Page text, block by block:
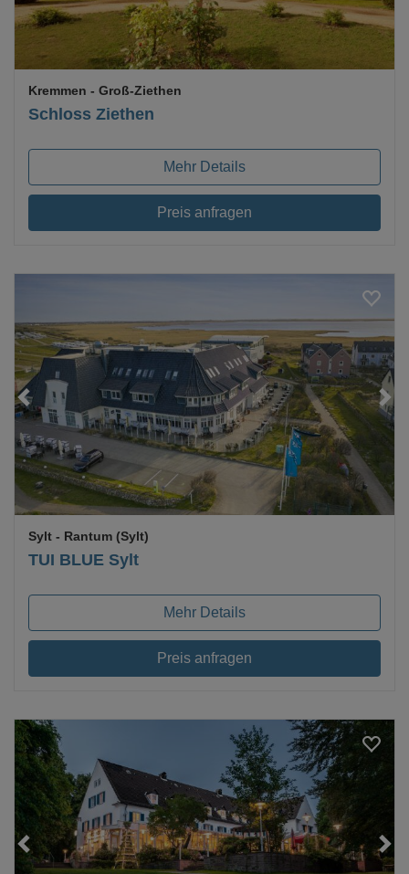
Schloss Ziethen
Kremmen - Groß-Ziethen
Mehr Details
Preis anfragen
Loading...
TUI BLUE Sylt
Sylt - Rantum (Sylt)
Mehr Details
Preis anfragen
Loading...